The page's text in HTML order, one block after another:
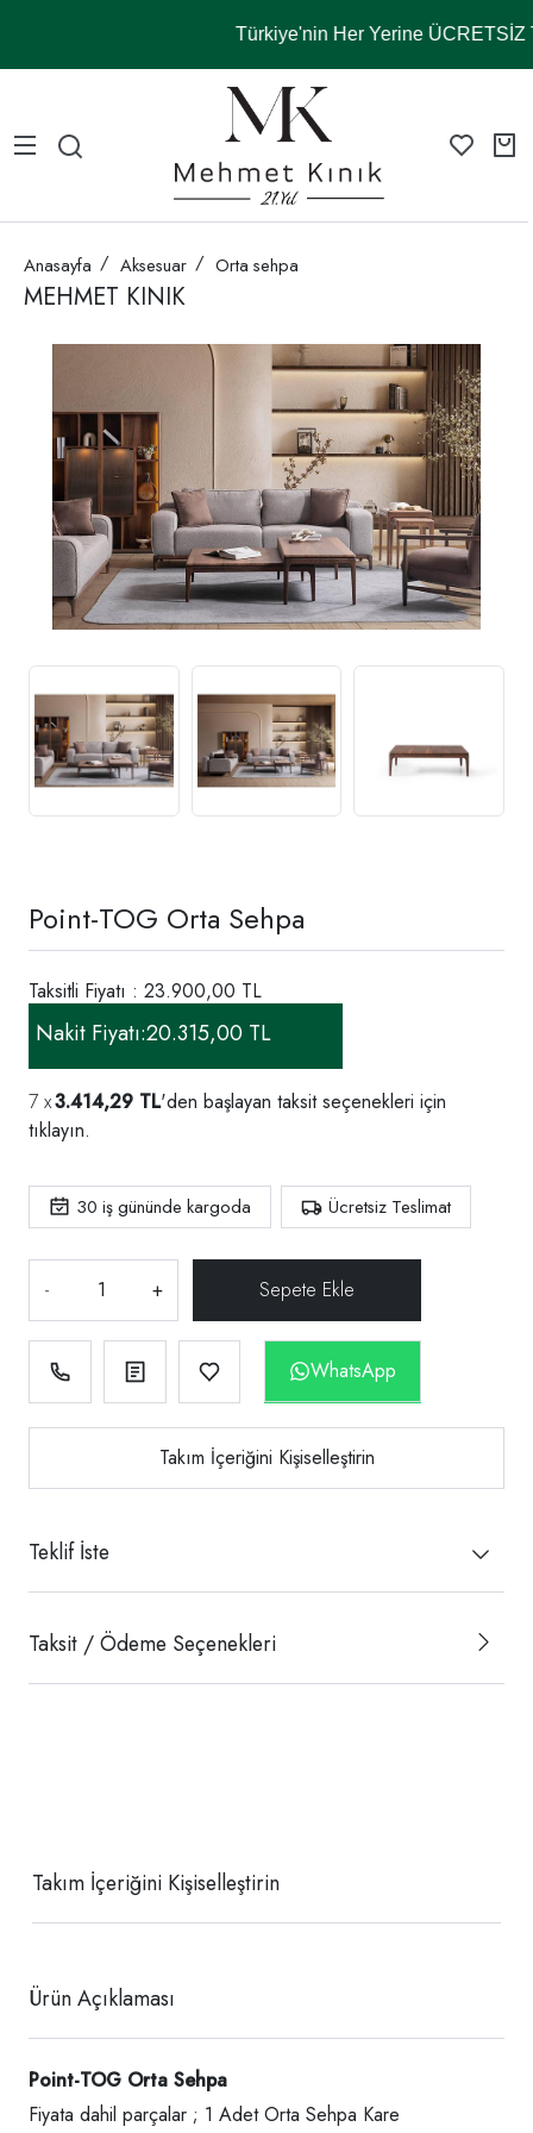
Türkiye'nin Her Yerine ÜCRETSİZ
Anasayfa Aksesuar Orta sehpa
MEHMET KINIK
Point-TOG Orta Sehpa
Taksitli Fiyatı : 23.900,00 TL
Nakit Fiyatı:20.315,00 TL
3.414,29 TL'den başlayan taksit seçenekleri için
tıklayın.
30 iş gününde kargoda Ücretsiz Teslimat
- +
WhatsApp
Takım İçeriğini Kişiselleştirin
Teklif İste
Taksit / Ödeme Seçenekleri
Takım İçeriğini Kişiselleştirin
Ürün Açıklaması
Point-TOG Orta Sehpa
Fiyata dahil parçalar ; 1 Adet Orta Sehpa Kare